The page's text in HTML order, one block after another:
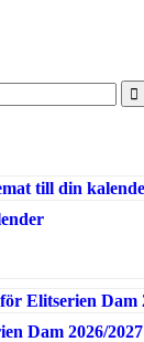
Dam 2026/2027